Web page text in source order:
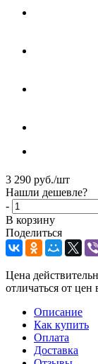
3 290 руб./шт
Нашли дешевле?
-
В корзину
Поделиться
Цена
отличаться от
Описание
Как купить
Оплата
Доставка